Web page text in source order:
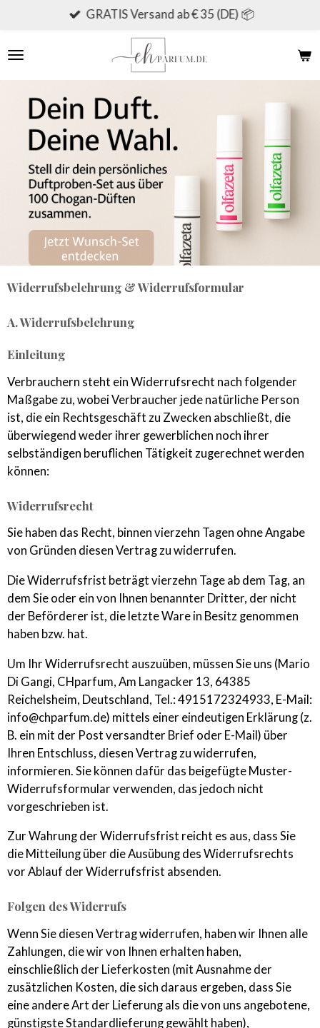
springen
GRATIS Versand ab € 35 (DE) 📦
Widerrufsbelehrung & Widerrufsformular
A. Widerrufsbelehrung
Einleitung
Verbrauchern steht ein Widerrufsrecht nach folgender
Maßgabe zu, wobei Verbraucher jede natürliche Person
ist, die ein Rechtsgeschäft zu Zwecken abschließt, die
überwiegend weder ihrer gewerblichen noch ihrer
selbständigen beruflichen Tätigkeit zugerechnet werden
können:
Widerrufsrecht
Sie haben das Recht, binnen vierzehn Tagen ohne Angabe
von Gründen diesen Vertrag zu widerrufen.
Die Widerrufsfrist beträgt vierzehn Tage ab dem Tag, an
dem Sie oder ein von Ihnen benannter Dritter, der nicht
der Beförderer ist, die letzte Ware in Besitz genommen
haben bzw. hat.
Um Ihr Widerrufsrecht auszuüben, müssen Sie uns (Mario
Di Gangi, CHparfum, Am Langacker 13, 64385
Reichelsheim, Deutschland, Tel.: 4915172324933, E-Mail:
info@chparfum.de) mittels einer eindeutigen Erklärung (z.
B. ein mit der Post versandter Brief oder E-Mail) über
Ihren Entschluss, diesen Vertrag zu widerrufen,
informieren. Sie können dafür das beigefügte Muster-
Widerrufsformular verwenden, das jedoch nicht
vorgeschrieben ist.
Zur Wahrung der Widerrufsfrist reicht es aus, dass Sie
die Mitteilung über die Ausübung des Widerrufsrechts
vor Ablauf der Widerrufsfrist absenden.
Folgen des Widerrufs
Wenn Sie diesen Vertrag widerrufen, haben wir Ihnen alle
Zahlungen, die wir von Ihnen erhalten haben,
einschließlich der Lieferkosten (mit Ausnahme der
zusätzlichen Kosten, die sich daraus ergeben, dass Sie
eine andere Art der Lieferung als die von uns angebotene,
günstigste Standardlieferung gewählt haben),